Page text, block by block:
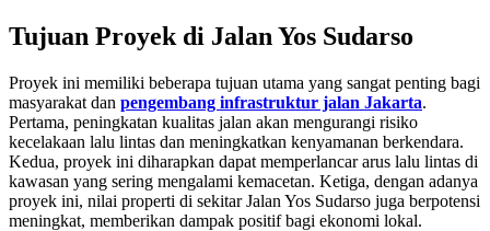
Tujuan Proyek di Jalan Yos Sudarso
Proyek ini memiliki beberapa tujuan utama yang sangat penting bagi
masyarakat dan pengembang infrastruktur jalan Jakarta.
Pertama, peningkatan kualitas jalan akan mengurangi risiko
kecelakaan lalu lintas dan meningkatkan kenyamanan berkendara.
Kedua, proyek ini diharapkan dapat memperlancar arus lalu lintas di
kawasan yang sering mengalami kemacetan. Ketiga, dengan adanya
proyek ini, nilai properti di sekitar Jalan Yos Sudarso juga berpotensi
meningkat, memberikan dampak positif bagi ekonomi lokal.